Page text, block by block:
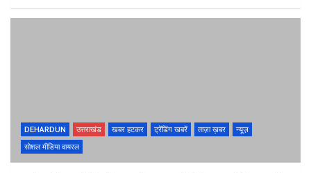
DEHARDUN उत्तराखंड खबर हटकर ट्रेंडिंग खबरें ताज़ा ख़बर
न्यूज़
सोशल मीडिया वायरल